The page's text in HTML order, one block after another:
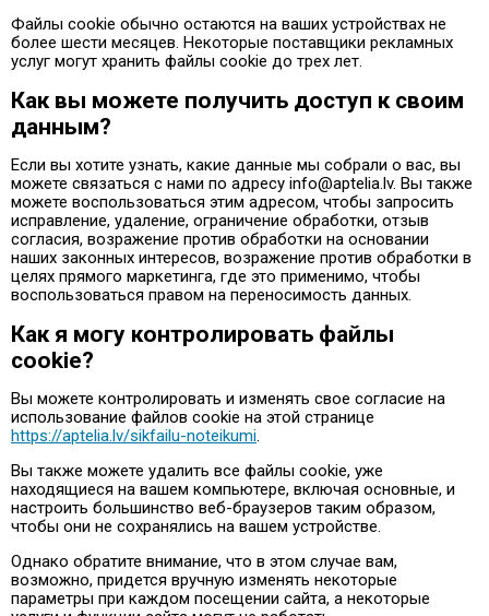
Файлы cookie обычно остаются на ваших устройствах не
более шести месяцев. Некоторые поставщики рекламных
услуг могут хранить файлы cookie до трех лет.
Как вы можете получить доступ к своим
данным?
Если вы хотите узнать, какие данные мы собрали о вас, вы
можете связаться с нами по адресу info@aptelia.lv. Вы также
можете воспользоваться этим адресом, чтобы запросить
исправление, удаление, ограничение обработки, отзыв
согласия, возражение против обработки на основании
наших законных интересов, возражение против обработки в
целях прямого маркетинга, где это применимо, чтобы
воспользоваться правом на переносимость данных.
Как я могу контролировать файлы
cookie?
Вы можете контролировать и изменять свое согласие на
использование файлов cookie на этой странице
https://aptelia.lv/sikfailu-noteikumi.
Вы также можете удалить все файлы cookie, уже
находящиеся на вашем компьютере, включая основные, и
настроить большинство веб-браузеров таким образом,
чтобы они не сохранялись на вашем устройстве.
Однако обратите внимание, что в этом случае вам,
возможно, придется вручную изменять некоторые
параметры при каждом посещении сайта, а некоторые